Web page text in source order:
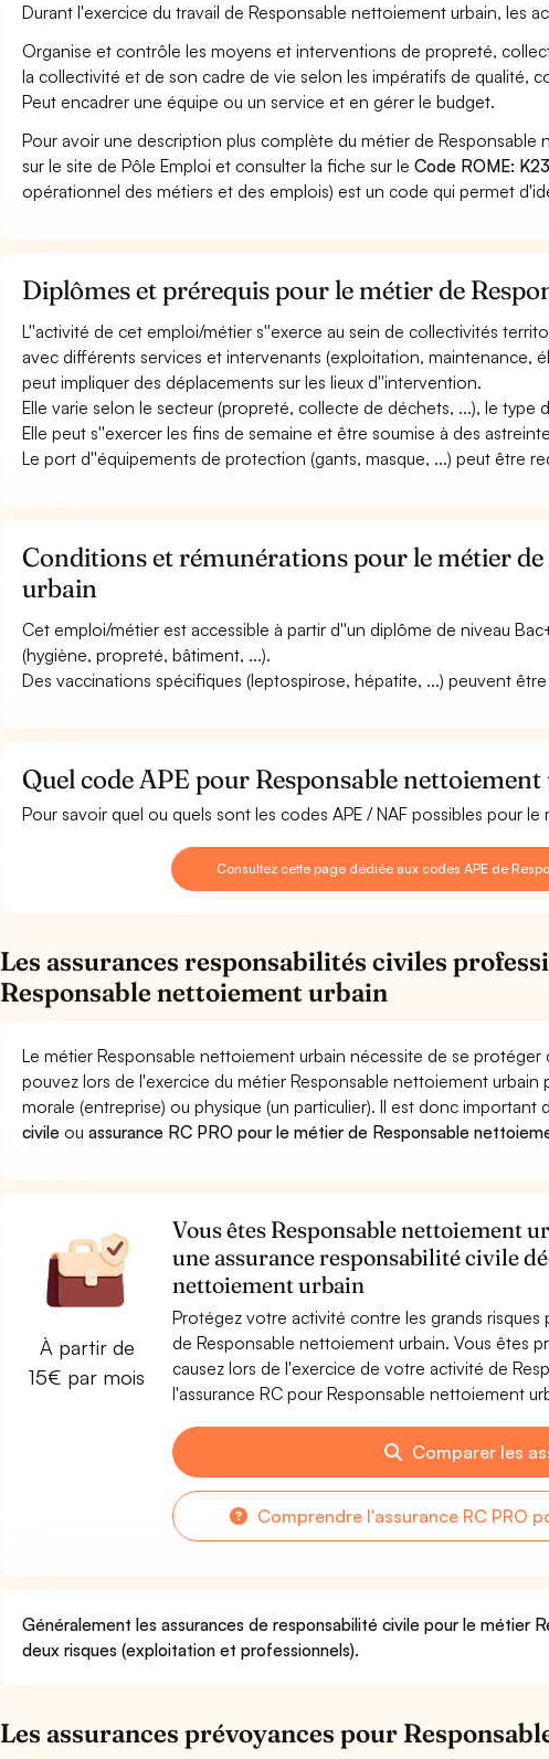
Durant l'exercice du travail de Responsable nettoiement urbain, les
Organise et contrôle les moyens et interventions de propreté,
la collectivité et de son cadre de vie selon les impératifs de qualité,
Peut encadrer une équipe ou un service et en gérer le budget.
Pour avoir une description plus complète du métier de
sur le site de Pôle Emploi et consulter la fiche sur leCode ROME:
opérationnel des métiers et des emplois) est un code qui permet
Diplômes et prérequis pour le métier de
L''activité de cet emploi/métier s''exerce au sein de collectivités
avec différents services et intervenants (exploitation, maintenance,
peut impliquer des déplacements sur les lieux d''intervention.
Elle varie selon le secteur (propreté, collecte de déchets, ...), le type
Elle peut s''exercer les fins de semaine et être soumise à des
Le port d''équipements de protection (gants, masque, ...) peut être
Conditions et rémunérations pour le métier
urbain
Cet emploi/métier est accessible à partir d''un diplôme de niveau
(hygiène, propreté, bâtiment, ...).
Des vaccinations spécifiques (leptospirose, hépatite, ...) peuvent être
Quel code APE pour Responsable
Pour savoir quel ou quels sont les codes APE / NAF possibles pour
Consultez cette page dédiée aux codes APE de
Les assurances responsabilités civiles
Responsable nettoiement urbain
Le métier Responsable nettoiement urbain nécessite de se
pouvez lors de l'exercice du métier Responsable nettoiement
morale (entreprise) ou physique (un particulier). Il est donc important
civile ouassurance RC PRO pour le métier de Responsable
À partir de
15€ par mois
Vous êtes Responsable nettoiement
une assurance responsabilité civile
nettoiement urbain
Protégez votre activité contre les grands
de Responsable nettoiement urbain. Vous êtes
causez lors de l'exercice de votre activité de
l'assurance RC pour Responsable nettoiement
Comparer les
Comprendre l'assurance RC PRO
Généralement les assurances de responsabilité civile pour le métier
deux risques (exploitation et professionnels).
Les assurances prévoyances pour